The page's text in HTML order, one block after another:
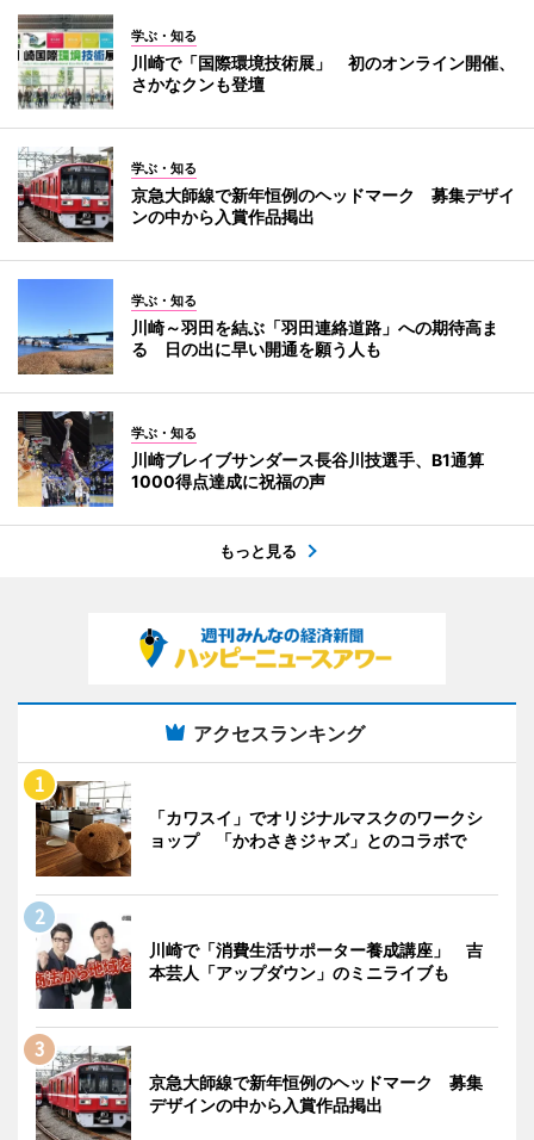
学ぶ・知る
川崎で「国際環境技術展」 初のオンライン開催、
さかなクンも登壇
学ぶ・知る
京急大師線で新年恒例のヘッドマーク 募集デザイ
ンの中から入賞作品掲出
学ぶ・知る
川崎～羽田を結ぶ「羽田連絡道路」への期待高ま
る 日の出に早い開通を願う人も
学ぶ・知る
川崎ブレイブサンダース長谷川技選手、B1通算
1000得点達成に祝福の声
もっと見る
アクセスランキング
「カワスイ」でオリジナルマスクのワークシ
ョップ 「かわさきジャズ」とのコラボで
川崎で「消費生活サポーター養成講座」 吉
本芸人「アップダウン」のミニライブも
京急大師線で新年恒例のヘッドマーク 募集
デザインの中から入賞作品掲出